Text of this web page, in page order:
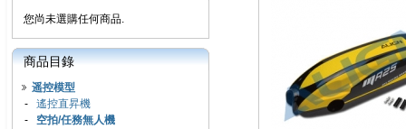
您尚未選購任何商品.
商品目錄
遥控模型
- 遙控直昇機
- 空拍/任務無人機